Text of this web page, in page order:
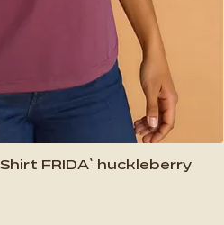
FRIDA` huckleberry